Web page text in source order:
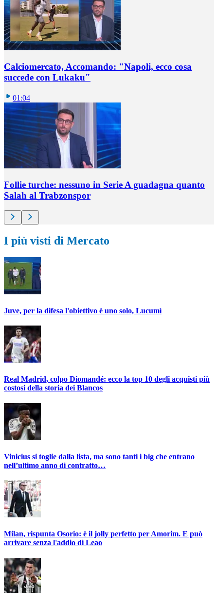
Calciomercato, Accomando: "Napoli, ecco cosa
succede con Lukaku"
01:04
Follie turche: nessuno in Serie A guadagna quanto
Salah al Trabzonspor
I più visti di Mercato
Juve, per la difesa l'obiettivo è uno solo, Lucumì
Real Madrid, colpo Diomandé: ecco la top 10 degli acquisti più
costosi della storia dei Blancos
Vinicius si toglie dalla lista, ma sono tanti i big che entrano
nell’ultimo anno di contratto…
Milan, rispunta Osorio: è il jolly perfetto per Amorim. E può
arrivare senza l'addio di Leao